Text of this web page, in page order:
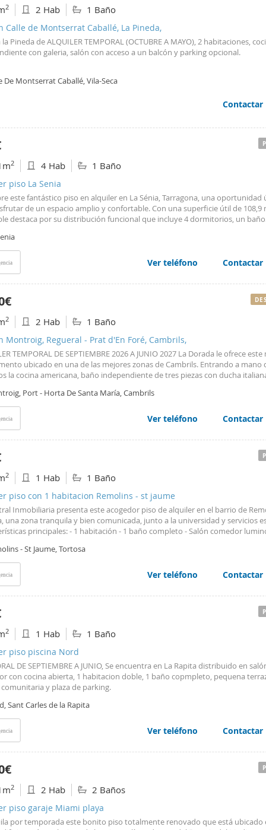
2 2 Hab 1 Baño
Calle de Montserrat Caballé, La Pineda,
la Pineda de ALQUILER TEMPORAL (OCTUBRE A MAYO), 2 habitaciones,
con galeria, salón con acceso a un balcón y parking opcional.
De Montserrat Caballé, Vila-Seca
Contactar
2 4 Hab 1 Baño
piso La Senia
este fantástico piso en alquiler en La Sénia, Tarragona, una oportunidad
de un espacio amplio y confortable. Con una superficie útil de 108,9
destaca por su distribución funcional que incluye 4 dormitorios, un baño
o ocio. Situado en una planta que ofrece una ubicación privilegiada,
combina privacidad y luz natural. Además, se encuentra en una zona
los servicios necesarios cerca: parques y jardines para disfrutar de
colegio de calidad, farmacia, comercios de proximidad e incluso una
ubicación pensada para la comodidad de tu día a día. El piso se
de conservación, listo para entrar a vivir. Su distribución bien planificada
cada rincón, con espacios que se adaptan a las necesidades de la vida
la oportunidad de visitar esta propiedad y descubrir todo el potencial
un hogar cómodo y funcional. Para más información o para concertar
hoy mismo. Estaremos encantados de ayudarte a descubrir todo lo
ofrecerte. Referencia: CHE (teléfono oculto) Recuerda que no es un
índice de referencia del ministerio es de 268,67 € - 420,27 €; 11,25 € de
IBI 17,58 €. #ref:11866 - 11866 - LA CENTRAL IMMOBILIARIA
Ver teléfono Contactar
2 2 Hab 1 Baño
Montroig, Regueral - Prat d'En Foré, Cambrils,
TEMPORAL DE SEPTIEMBRE 2026 A JUNIO 2027 La Dorada le ofrece
ubicado en una de las mejores zonas de Cambrils. Entrando a mano
la cocina americana, baño independiente de tres piezas con ducha
y en frente el segundo dormitorio con salida al segundo balcón. No dude en
con nosotros para más información.
Port - Horta De Santa María, Cambrils
Ver teléfono Contactar
2 1 Hab 1 Baño
piso con 1 habitacion Remolins - st jaume
Inmobiliaria presenta este acogedor piso de alquiler en el barrio de
una zona tranquila y bien comunicada, junto a la universidad y servicios
principales: - 1 habitación - 1 baño completo - Salón comedor
cuidada finca, esta vivienda es ideal para estudiantes, parejas o
espacio funcional y agradable. Gestión profesional con La Central
de confianza y transparencia en todo el proceso de alquiler. **Información
según la normativa de zonas tensionadas de Cataluña** Esta vivienda se
en zona tensionada, y por tanto se aplica la regulación vigente para el
tenedor. - Índice de referencia del Ministerio: entre 325,22 € y 455,48 €. -
- Basura: 8,62 € - IBI: 14,49 € - Renta del contrato anterior: 420 € -
(2,4%): 430,08 € Esta información se facilita en cumplimiento de la
para garantizar transparencia y seguridad jurídica a las personas
- 11857 - LA CENTRAL IMMOBILIARIA Superficie útil: 33m2
- St Jaume, Tortosa
Ver teléfono Contactar
2 1 Hab 1 Baño
piso piscina Nord
DE SEPTIEMBRE A JUNIO, Se encuentra en La Rapita distribuido en
con cocina abierta, 1 habitacion doble, 1 baño copmpleto, pequena
comunitaria y plaza de parking.
Sant Carles de la Rapita
Ver teléfono Contactar
2 2 Hab 2 Baños
piso garaje Miami playa
por temporada este bonito piso totalmente renovado que está ubicado